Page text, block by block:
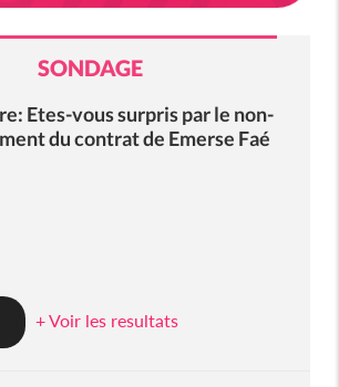
SONDAGE
Etes-vous surpris par le non-
du contrat de Emerse Faé
+ Voir les resultats